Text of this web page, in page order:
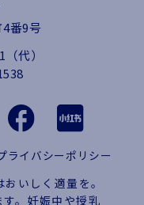
番9号
代）
いしく適量を。
。妊娠中や授乳
ライバシーポリシー